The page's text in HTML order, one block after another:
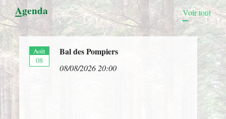
Agenda Voir tout
Août
08
Bal des Pompiers
08/08/2026 20:00